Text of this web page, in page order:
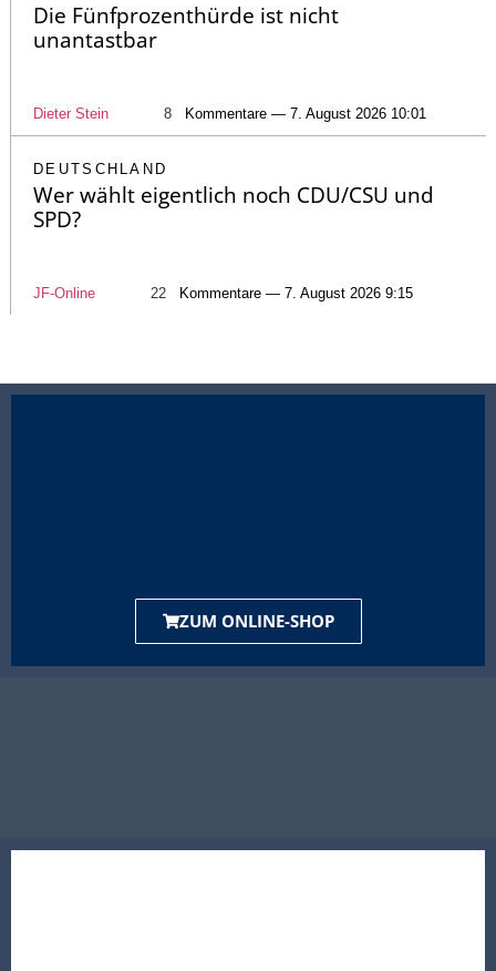
Die Fünfprozenthürde ist nicht
unantastbar
Dieter Stein 8 Kommentare — 7. August 2026 10:01
DEUTSCHLAND
Wer wählt eigentlich noch CDU/CSU und
SPD?
JF-Online 22 Kommentare — 7. August 2026 9:15
ZUM ONLINE-SHOP